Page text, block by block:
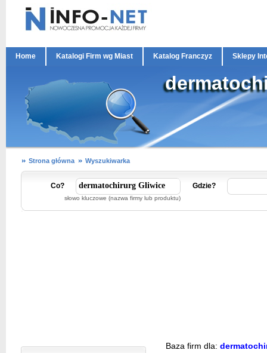
Home Katalogi Firm wg Miast Katalog Franczyz Sklepy
Strona główna Wyszukiwarka
Co?
słowo kluczowe (nazwa firmy lub produktu)
Gdzie?
Baza firm dla: